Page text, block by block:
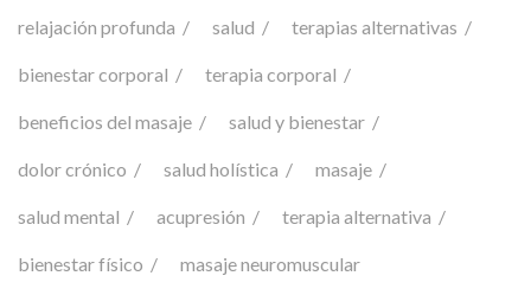
relajación profunda salud terapias alternativas
bienestar corporal terapia corporal
beneficios del masaje salud y bienestar
dolor crónico salud holística masaje
salud mental acupresión terapia alternativa
bienestar físico masaje neuromuscular